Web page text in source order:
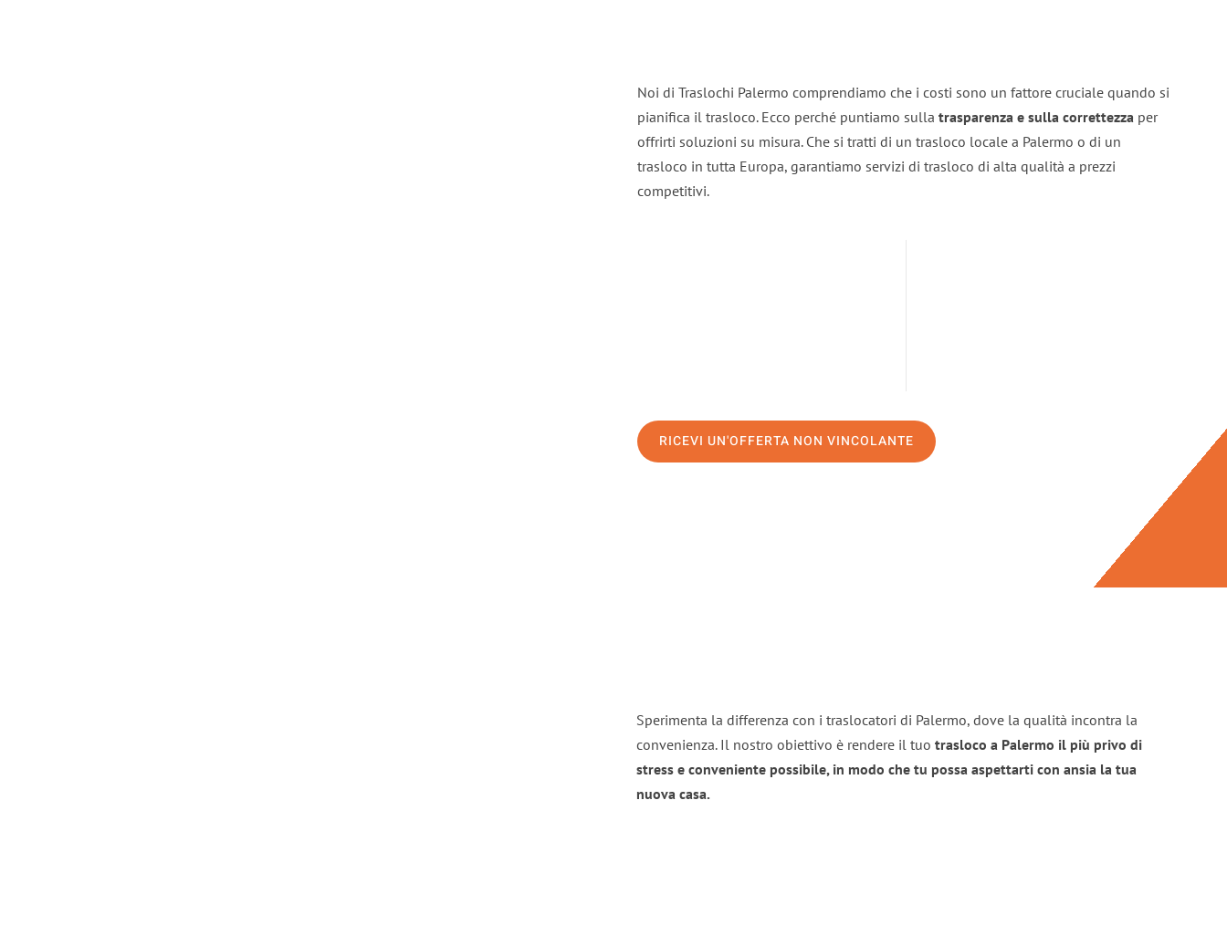
Noi di Traslochi Palermo comprendiamo che i costi sono un fattore cruciale quando si
pianifica il trasloco. Ecco perché puntiamo sulla trasparenza e sulla correttezza per
offrirti soluzioni su misura. Che si tratti di un trasloco locale a Palermo o di un
trasloco in tutta Europa, garantiamo servizi di trasloco di alta qualità a prezzi
competitivi.
RICEVI UN'OFFERTA NON VINCOLANTE
Sperimenta la differenza con i traslocatori di Palermo, dove la qualità incontra la
convenienza. Il nostro obiettivo è rendere il tuo trasloco a Palermo il più privo di
stress e conveniente possibile, in modo che tu possa aspettarti con ansia la tua
nuova casa.